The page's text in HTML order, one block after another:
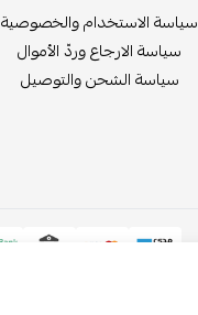
سياسة الاستخدام والخصوصية
سياسة الارجاع وردّ الأموال
سياسة الشحن والتوصيل